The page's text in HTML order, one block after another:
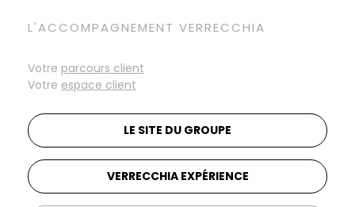
L'ACCOMPAGNEMENT VERRECCHIA
Votre parcours client
Votre espace client
LE SITE DU GROUPE
VERRECCHIA EXPÉRIENCE